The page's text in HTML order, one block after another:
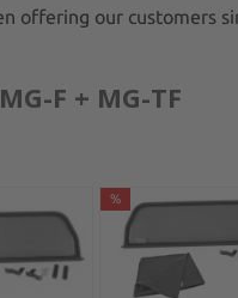
offering our customers
F + MG-TF
%